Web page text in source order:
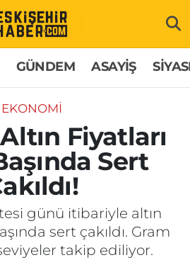
GÜNDEM ASAYİŞ
EKONOMİ
Altın Fiyatları
Sert
günü itibariyle altın
sert çakıldı. Gram
takip ediliyor.
Yoğunluk Haritası
Durumu ve Fikstür